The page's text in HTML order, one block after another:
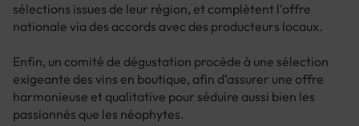
sélections issues de leur région, et complètent l’offre
nationale via des accords avec des producteurs locaux.
Enfin, un comité de dégustation procède à une sélection
exigeante des vins en boutique, afin d’assurer une offre
harmonieuse et qualitative pour séduire aussi bien les
passionnés que les néophytes.